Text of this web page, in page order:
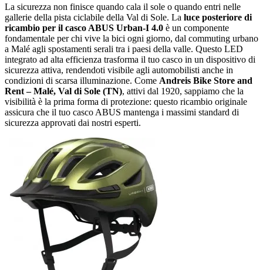
La sicurezza non finisce quando cala il sole o quando entri nelle
gallerie della pista ciclabile della Val di Sole. La luce posteriore di
ricambio per il casco ABUS Urban-I 4.0 è un componente
fondamentale per chi vive la bici ogni giorno, dal commuting urbano
a Malé agli spostamenti serali tra i paesi della valle. Questo LED
integrato ad alta efficienza trasforma il tuo casco in un dispositivo di
sicurezza attiva, rendendoti visibile agli automobilisti anche in
condizioni di scarsa illuminazione. Come Andreis Bike Store and
Rent – Malé, Val di Sole (TN), attivi dal 1920, sappiamo che la
visibilità è la prima forma di protezione: questo ricambio originale
assicura che il tuo casco ABUS mantenga i massimi standard di
sicurezza approvati dai nostri esperti.